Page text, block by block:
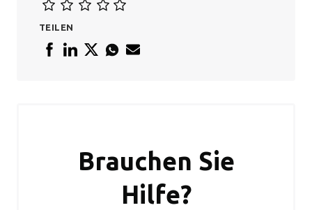
TEILEN
Brauchen Sie
Hilfe?